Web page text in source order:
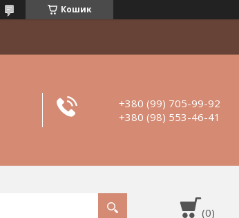
Кошик
+380 (99) 705-99-92
+380 (98) 553-46-41